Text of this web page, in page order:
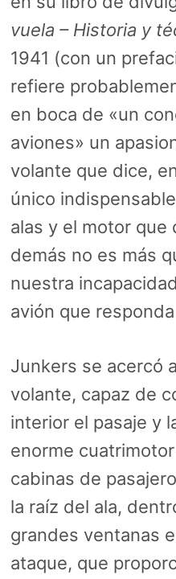
vuela – Historia y
1941 (con un
refiere
en boca de «un
aviones» un
volante que dice,
único
alas y el motor que
demás no es más
nuestra
avión que
Junkers se acercó
volante, capaz de
interior el pasaje y
enorme
cabinas de
la raíz del ala,
grandes ventanas
ataque, que